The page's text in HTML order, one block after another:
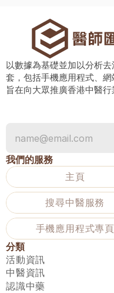
以數據為基礎並加以分析
套，包括手機應用程式、網
旨在向大眾推廣香港中醫行
我們的服務
主頁
搜尋中醫服務
手機應用程式專頁
分類
活動資訊
中醫資訊
認識中藥